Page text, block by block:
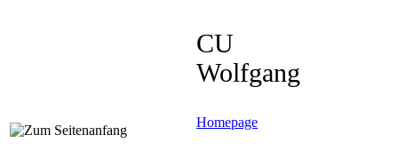
CU
Wolfgang
Homepage